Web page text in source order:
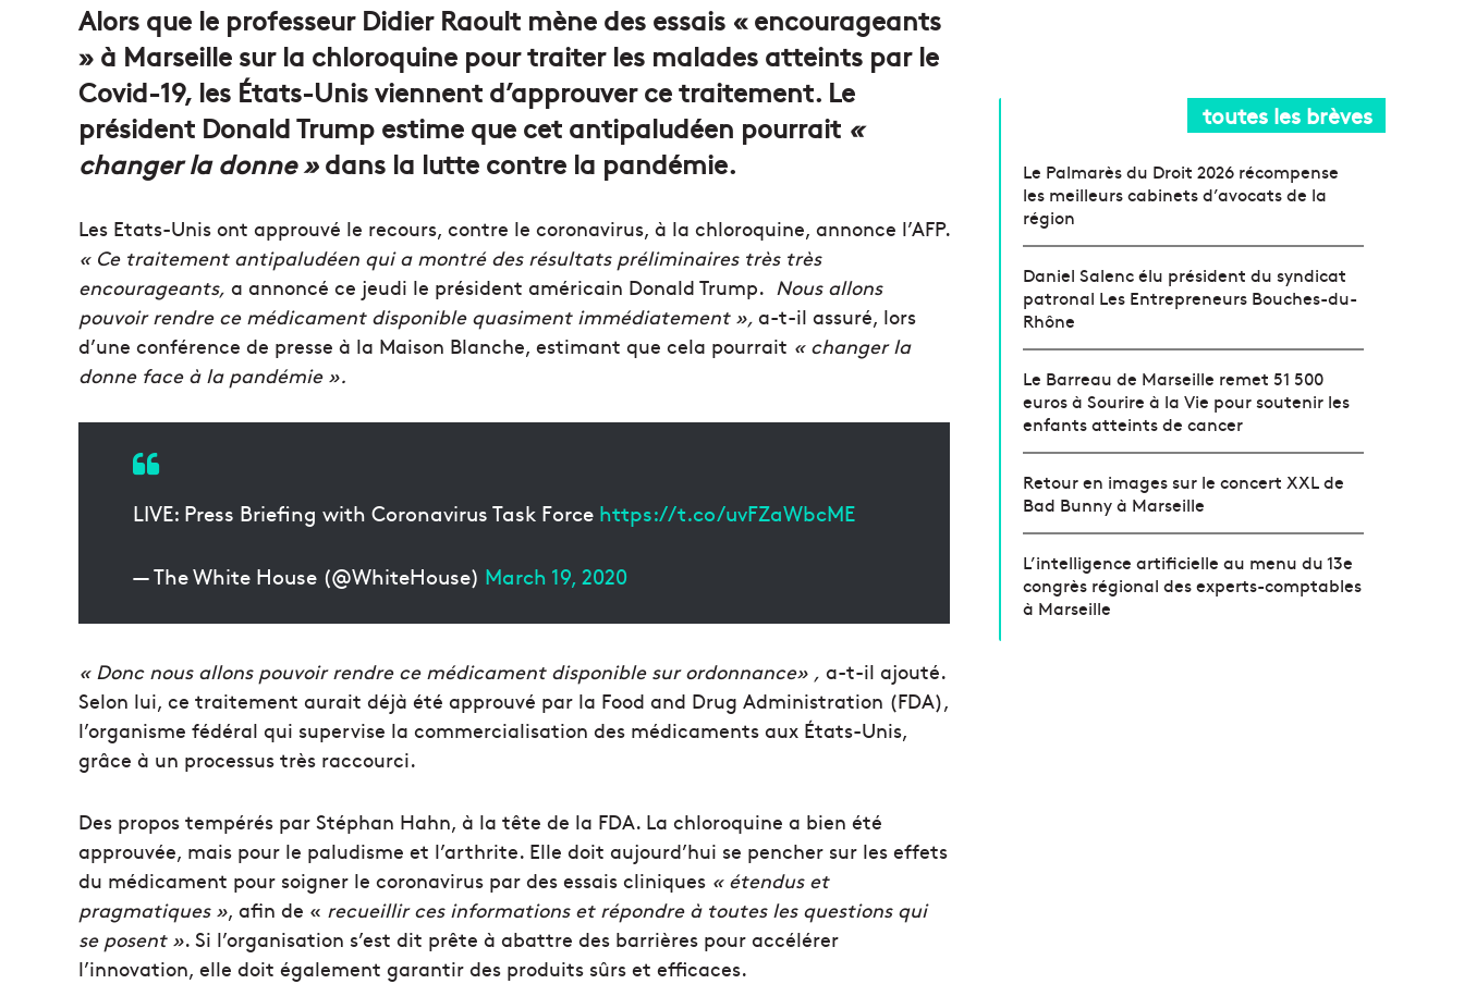
Alors que le professeur Didier Raoult mène des essais « encourageants
» à Marseille sur la chloroquine pour traiter les malades atteints par le
Covid-19, les États-Unis viennent d’approuver ce traitement. Le
président Donald Trump estime que cet antipaludéen pourrait «
changer la donne »dans la lutte contre la pandémie.
Les Etats-Unis ont approuvé le recours, contre le coronavirus, à la chloroquine, annonce l’AFP.
« Ce traitement antipaludéen qui a montré des résultats préliminaires très très
encourageants, a annoncé ce jeudi le président américain Donald Trump. Nous allons
pouvoir rendre ce médicament disponible quasiment immédiatement », a-t-il assuré, lors
d’une conférence de presse à la Maison Blanche, estimant que cela pourrait « changer la
donne face à la pandémie ».
LIVE: Press Briefing with Coronavirus Task Force https://t.co/uvFZaWbcME
— The White House (@WhiteHouse) March 19, 2020
« Donc nous allons pouvoir rendre ce médicament disponible sur ordonnance» , a-t-il ajouté.
Selon lui, ce traitement aurait déjà été approuvé par la Food and Drug Administration (FDA),
l’organisme fédéral qui supervise la commercialisation des médicaments aux États-Unis,
grâce à un processus très raccourci.
Des propos tempérés par Stéphan Hahn, à la tête de la FDA. La chloroquine a bien été
approuvée, mais pour le paludisme et l’arthrite. Elle doit aujourd’hui se pencher sur les effets
du médicament pour soigner le coronavirus par des essais cliniques « étendus et
pragmatiques », afin de « recueillir ces informations et répondre à toutes les questions qui
se posent ». Si l’organisation s’est dit prête à abattre des barrières pour accélérer
l’innovation, elle doit également garantir des produits sûrs et efficaces.
toutes les brèves
Le Palmarès du Droit 2026 récompense
les meilleurs cabinets d’avocats de la
région
Daniel Salenc élu président du syndicat
patronal Les Entrepreneurs Bouches-du-
Rhône
Le Barreau de Marseille remet 51 500
euros à Sourire à la Vie pour soutenir les
enfants atteints de cancer
Retour en images sur le concert XXL de
Bad Bunny à Marseille
L’intelligence artificielle au menu du 13e
congrès régional des experts-comptables
à Marseille